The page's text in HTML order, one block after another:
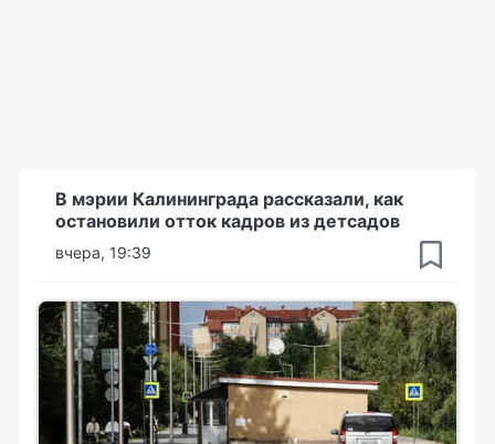
В мэрии Калининграда рассказали, как
остановили отток кадров из детсадов
вчера, 19:39